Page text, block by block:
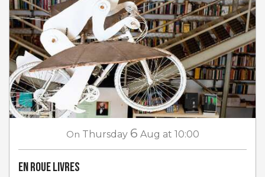
On Thursday 6 Aug at 10:00
En roue livres